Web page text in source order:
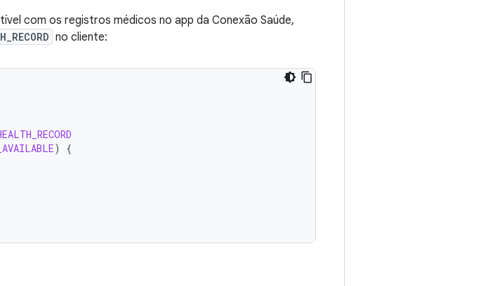
com os registros médicos no app da Conexão Saúde,
no cliente:
) {